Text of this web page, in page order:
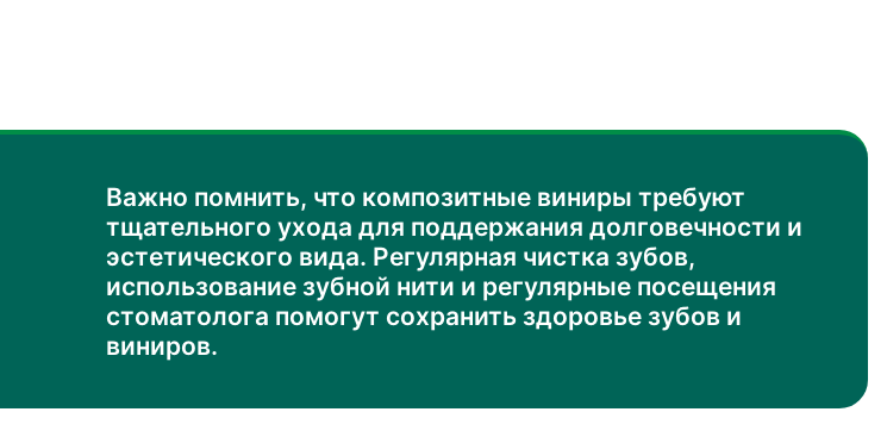
Важно помнить, что композитные виниры требуют
тщательного ухода для поддержания долговечности и
эстетического вида. Регулярная чистка зубов,
использование зубной нити и регулярные посещения
стоматолога помогут сохранить здоровье зубов и
виниров.